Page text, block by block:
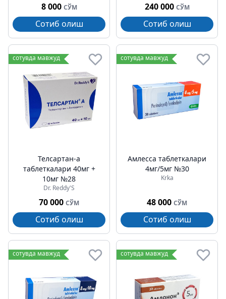
8 000 СЎМ
Сотиб олиш
240 000 СЎМ
Сотиб олиш
сотувда мавжуд
Телсартан-а
таблеткалари 40мг +
10мг №28
Dr. Reddy'S
70 000 СЎМ
Сотиб олиш
сотувда мавжуд
Амлесса таблеткалари
4мг/5мг №30
Krka
48 000 СЎМ
Сотиб олиш
сотувда мавжуд сотувда мавжуд